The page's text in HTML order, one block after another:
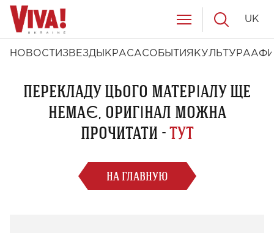
НОВОСТИ ЗВЕЗДЫ КРАСАСОБЫТИЯ КУЛЬТУРА
UK
ПЕРЕКЛАДУ ЦЬОГО МАТЕРІАЛУ ЩЕ
НЕМАЄ, ОРИГІНАЛ МОЖНА
ПРОЧИТАТИ -ТУТ
НА ГЛАВНУЮ